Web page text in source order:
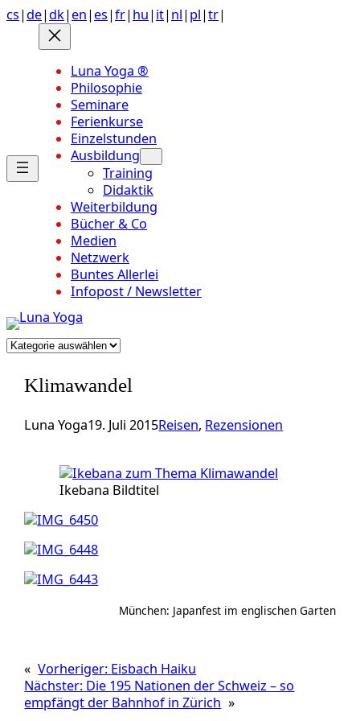
Anchor
Zum
Inhalt
springen
cs|de|dk| en| es|fr| hu| it| nl| pl|tr|
Luna Yoga ®
Philosophie
Seminare
Ferienkurse
Einzelstunden
Ausbildung
Training
Didaktik
Weiterbildung
Bücher & Co
Medien
Netzwerk
Buntes Allerlei
Infopost / Newsletter
Kategorien
Klimawandel
Luna Yoga19. Juli 2015Reisen, Rezensionen
Ikebana Bildtitel
München: Japanfest im englischen Garten
« Vorheriger: Eisbach Haiku
Nächster: Die 195 Nationen der Schweiz – so
empfängt der Bahnhof in Zürich »